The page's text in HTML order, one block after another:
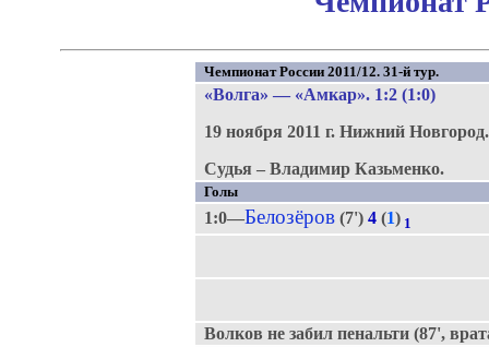
Чемпионат России 2011/12. 31-й тур.
«Волга» — «Амкар». 1:2 (1:0)
19 ноября 2011 г. Нижний
Судья – Владимир Казьменко.
Голы
1:0—Белозёров(7') 4(1) 1
Волков не забил пенальти (87',